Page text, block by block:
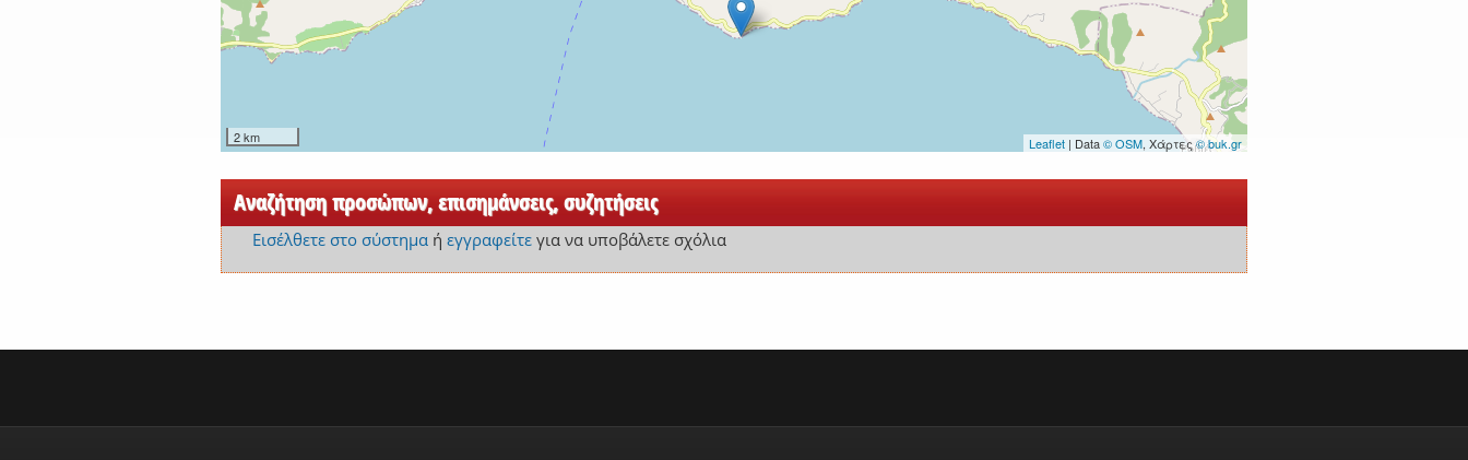
2 km Leaflet | Data© OSM, Χάρτες© buk.gr
Αναζήτηση προσώπων, επισημάνσεις, συζητήσεις
Εισέλθετε στο σύστημα ήεγγραφείτε για να υποβάλετε σχόλια